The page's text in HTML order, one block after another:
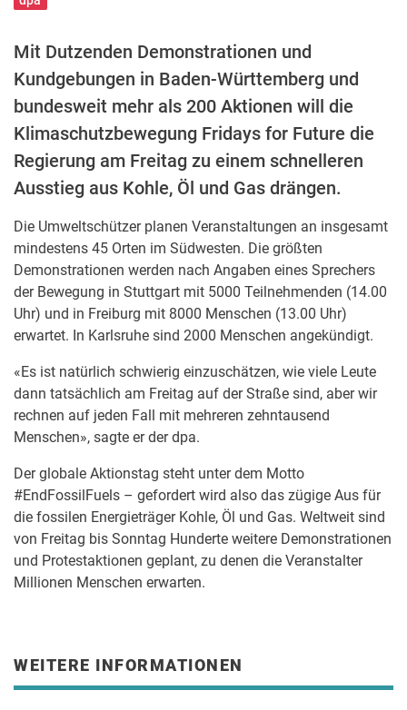
Mit Dutzenden Demonstrationen und
Kundgebungen in Baden-Württemberg und
bundesweit mehr als 200 Aktionen will die
Klimaschutzbewegung Fridays for Future die
Regierung am Freitag zu einem schnelleren
Ausstieg aus Kohle, Öl und Gas drängen.
Die Umweltschützer planen Veranstaltungen an insgesamt
mindestens 45 Orten im Südwesten. Die größten
Demonstrationen werden nach Angaben eines Sprechers
der Bewegung in Stuttgart mit 5000 Teilnehmenden (14.00
Uhr) und in Freiburg mit 8000 Menschen (13.00 Uhr)
erwartet. In Karlsruhe sind 2000 Menschen angekündigt.
«Es ist natürlich schwierig einzuschätzen, wie viele Leute
dann tatsächlich am Freitag auf der Straße sind, aber wir
rechnen auf jeden Fall mit mehreren zehntausend
Menschen», sagte er der dpa.
Der globale Aktionstag steht unter dem Motto
#EndFossilFuels – gefordert wird also das zügige Aus für
die fossilen Energieträger Kohle, Öl und Gas. Weltweit sind
von Freitag bis Sonntag Hunderte weitere Demonstrationen
und Protestaktionen geplant, zu denen die Veranstalter
Millionen Menschen erwarten.
WEITERE INFORMATIONEN